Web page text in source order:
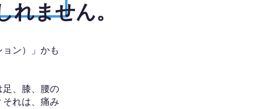
ません。
ン）」かも
足、膝、腰の
れは、痛み